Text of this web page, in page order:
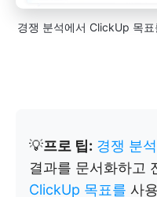
경쟁 분석에서 ClickUp 목
💡프로 팁: 경쟁 분
결과를 문서화하고
ClickUp 목표를 사